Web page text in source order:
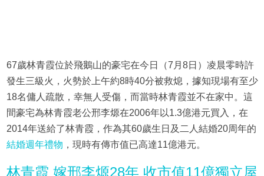
67歲林青霞位於飛鵝山的豪宅在今日（7月8日）凌晨零時許
發生三級火，火勢於上午約8時40分被救熄，據知現場有至少
18名傭人疏散，幸無人受傷，而當時林青霞並不在家中。這
間豪宅為林青霞老公邢李㷧在2006年以1.3億港元買入，在
2014年送給了林青霞，作為其60歲生日及二人結婚20周年的
結婚週年禮物 ，現時有傳市值已高達11億港元。
林青霞 嫁邢李㷧28年 收市值11億獨立屋